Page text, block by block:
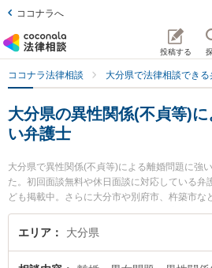
ココナラへ
投稿する
ココナラ法律相談 大分県で法律相談できる
大分県の異性関係(不貞等)
い弁護士
大分県で異性関係(不貞等)による離婚問題に強
た。初回面談無料や休日面談に対応している弁
ども掲載中。さらに大分市や別府市、杵築市な
めます。離婚・男女問題に関係する財産分与や
の絞り込み検索もでき便利です。特に弁護士法
エリア 大分県